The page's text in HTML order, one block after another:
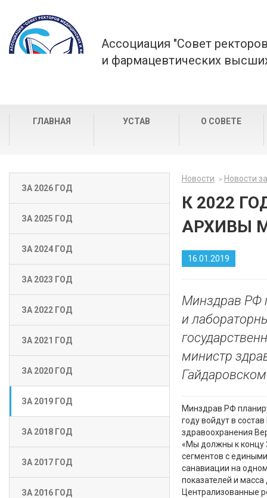
Ассоциация "Совет
и фармацевтических
ГЛАВНАЯ УСТАВ О СОВЕТЕ
ЗА 2026 ГОД
ЗА 2025 ГОД
ЗА 2024 ГОД
ЗА 2023 ГОД
ЗА 2022 ГОД
ЗА 2021 ГОД
ЗА 2020 ГОД
ЗА 2019 ГОД
ЗА 2018 ГОД
ЗА 2017 ГОД
ЗА 2016 ГОД
Новости Новости
К 2022
АРХИВЫ
16.01.2019
Минздрав РФ
и
министр
Минздрав РФ
году войдут в
здравоохранения
«Мы должны к концу
сегментов с
санавиации на
показателей и
Централизованные